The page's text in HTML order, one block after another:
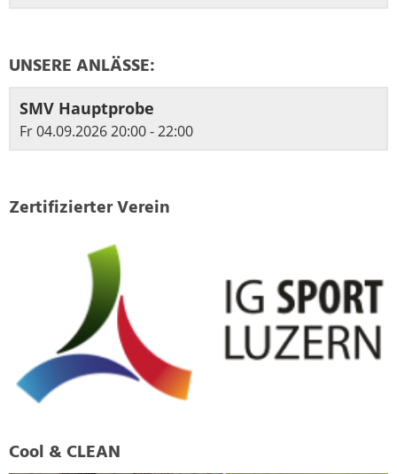
UNSERE ANLÄSSE:
SMV Hauptprobe
Fr 04.09.2026 20:00 - 22:00
Zertifizierter Verein
Cool & CLEAN